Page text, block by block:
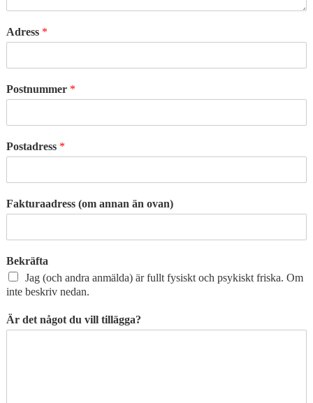
Adress *
Postnummer *
Postadress *
Fakturaadress (om annan än ovan)
Bekräfta
Jag (och andra anmälda) är fullt fysiskt och psykiskt friska. Om
inte beskriv nedan.
Är det något du vill tillägga?